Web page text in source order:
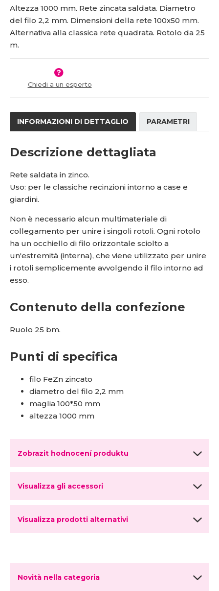
2
1
0
-
n
o
ž
s
o
ž
s
t
v
Altezza 1000 mm. Rete zincata saldata. Diametro
del filo 2,2 mm. Dimensioni della rete 100x50 mm.
Alternativa alla classica rete quadrata. Rotolo da 25
m.
Chiedi a un esperto
INFORMAZIONI DI DETTAGLIO PARAMETRI
Descrizione dettagliata
Rete saldata in zinco.
Uso: per le classiche recinzioni intorno a case e
giardini.
Non è necessario alcun multimateriale di
collegamento per unire i singoli rotoli. Ogni rotolo
ha un occhiello di filo orizzontale sciolto a
un'estremità (interna), che viene utilizzato per unire
i rotoli semplicemente avvolgendo il filo intorno ad
esso.
Contenuto della confezione
Ruolo 25 bm.
Punti di specifica
filo FeZn zincato
diametro del filo 2,2 mm
maglia 100*50 mm
altezza 1000 mm
Zobrazit hodnocení produktu
Visualizza gli accessori
Visualizza prodotti alternativi
Novità nella categoria